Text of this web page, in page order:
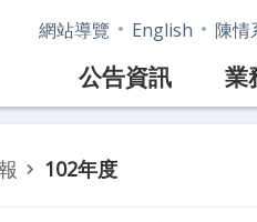
網站導覽 English 陳情
公告資訊 業
102年度